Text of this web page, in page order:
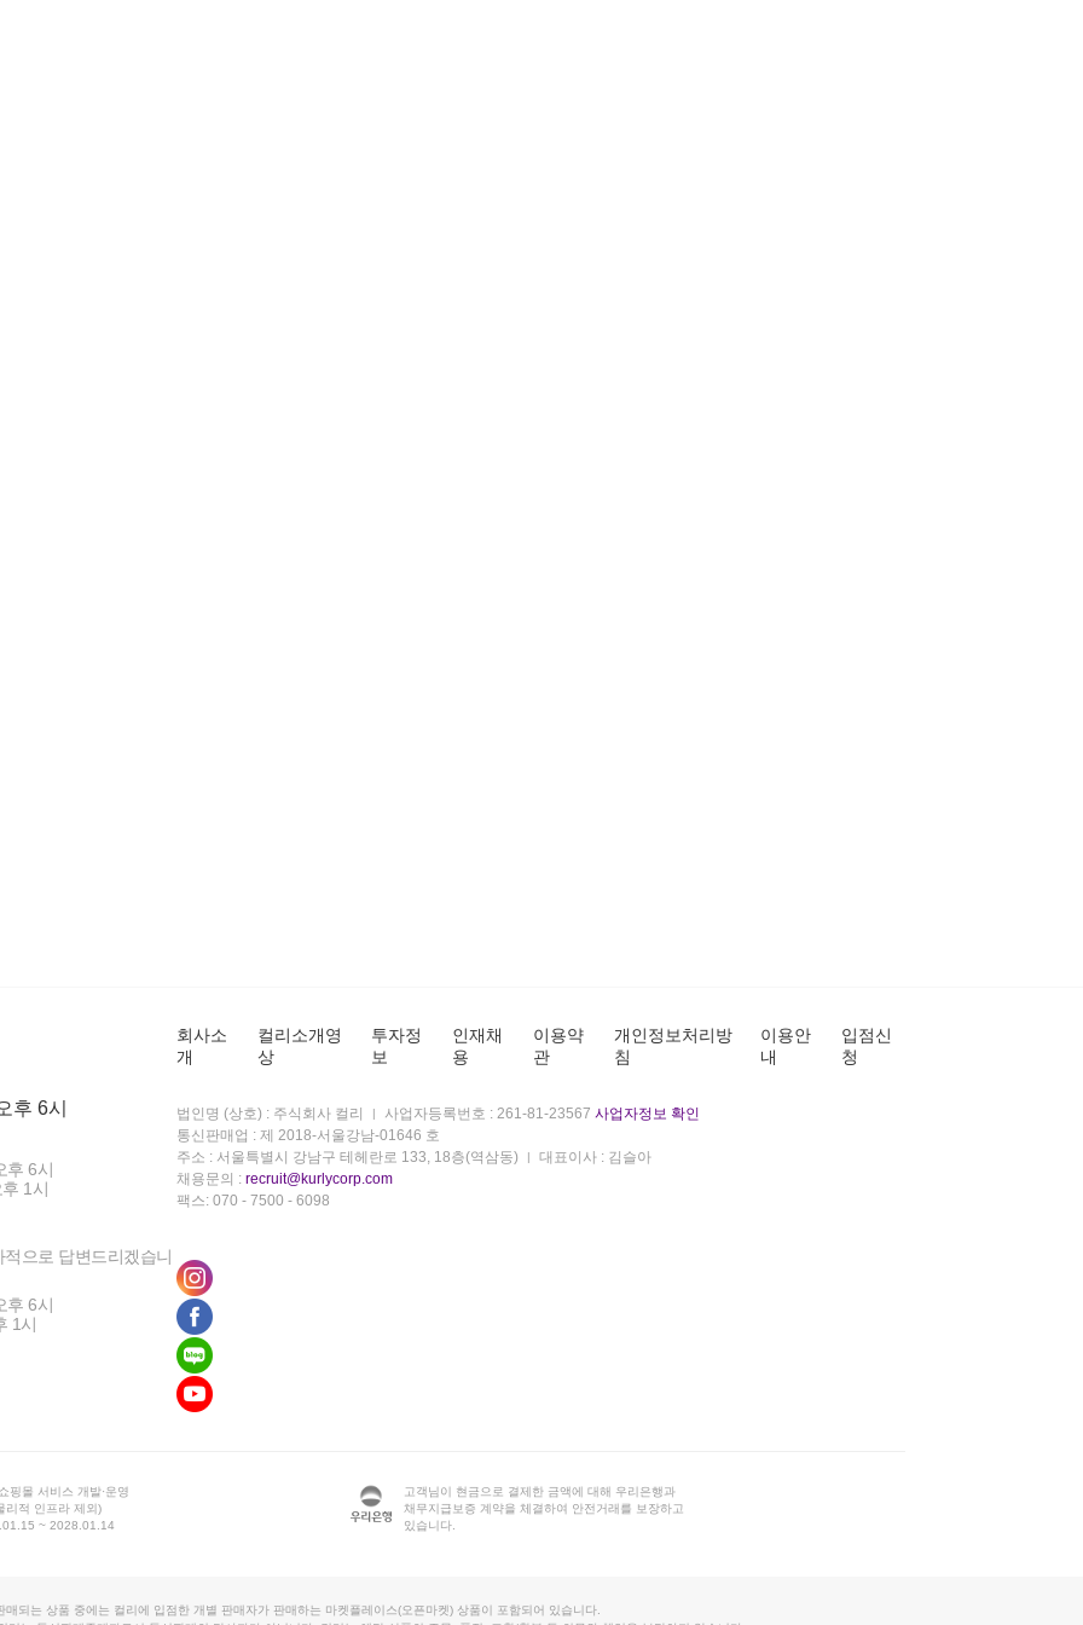
후 6시
후 6시
1시
으로 답변드리겠습니
후 6시
1시
회사소
개
컬리소개영
상
투자정
보
인재채
용
이용약
관
개인정보처리방
침
이용안
내
입점신
청
법인명 (상호) : 주식회사 컬리 사업자등록번호 : 261-81-23567 사업자정보 확인
통신판매업 : 제 2018-서울강남-01646 호
주소 : 서울특별시 강남구 테헤란로 133, 18층(역삼동)
대표이사 : 김슬아
채용문의 : recruit@kurlycorp.com
팩스: 070 - 7500 - 6098
핑몰 서비스 개발·운영
리적 인프라 제외)
~ 2028.01.14
고객님이 현금으로 결제한 금액에 대해 우리은행과
채무지급보증 계약을 체결하여 안전거래를 보장하고
있습니다.
매되는 상품 중에는 컬리에 입점한 개별 판매자가 판매하는 마켓플레이스(오픈마켓) 상품이 포함되어 있습니다.